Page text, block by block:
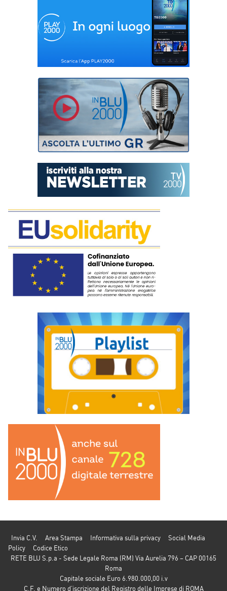
Invia C.V. Area Stampa Informativa sulla privacy
Social Media
Policy
Codice Etico
RETE BLU S.p.a - Sede Legale Roma (RM) Via Aurelia 796 – CAP 00165
Roma
Capitale sociale Euro 6.980.000,00 i.v
C.F. e Numero d’iscrizione del Registro delle Imprese di ROMA